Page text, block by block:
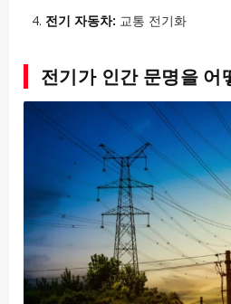
전기 자동차: 교통 전기화
전기가 인간 문명을 어